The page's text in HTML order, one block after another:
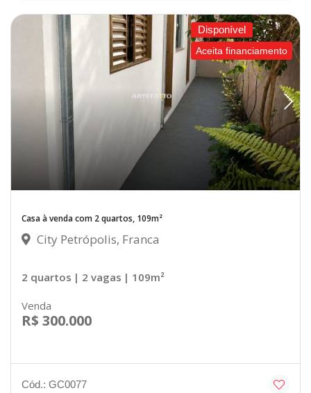
Disponível
Aceita financiamento
Casa à venda com 2 quartos, 109m²
City Petrópolis, Franca
2 quartos | 2 vagas | 109m²
Venda
R$ 300.000
Cód.: GC0077